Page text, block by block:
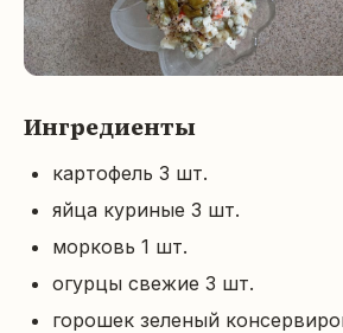
Ингредиенты
картофель 3 шт.
яйца куриные 3 шт.
морковь 1 шт.
огурцы свежие 3 шт.
горошек зеленый